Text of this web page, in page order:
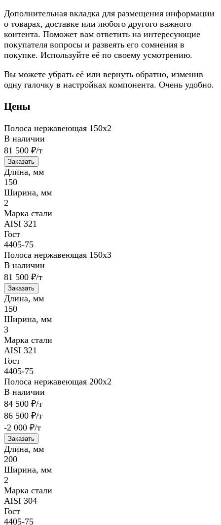
Дополнительная вкладка для размещения информации
о товарах, доставке или любого другого важного
контента. Поможет вам ответить на интересующие
покупателя вопросы и развеять его сомнения в
покупке. Используйте её по своему усмотрению.
Вы можете убрать её или вернуть обратно, изменив
одну галочку в настройках компонента. Очень удобно.
Цены
Полоса нержавеющая 150х2
В наличии
81 500 ₽/т
Заказать
Длина, мм
150
Ширина, мм
2
Марка стали
AISI 321
Гост
4405-75
Полоса нержавеющая 150х3
В наличии
81 500 ₽/т
Заказать
Длина, мм
150
Ширина, мм
3
Марка стали
AISI 321
Гост
4405-75
Полоса нержавеющая 200х2
В наличии
84 500 ₽/т
86 500 ₽/т
-2 000 ₽/т
Заказать
Длина, мм
200
Ширина, мм
2
Марка стали
AISI 304
Гост
4405-75